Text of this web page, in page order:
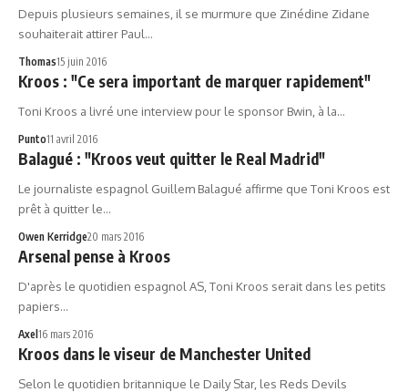
Depuis plusieurs semaines, il se murmure que Zinédine Zidane
souhaiterait attirer Paul…
Thomas15 juin 2016
Kroos : "Ce sera important de marquer rapidement"
Toni Kroos a livré une interview pour le sponsor Bwin, à la…
Punto11 avril 2016
Balagué : "Kroos veut quitter le Real Madrid"
Le journaliste espagnol Guillem Balagué affirme que Toni Kroos est
prêt à quitter le…
Owen Kerridge20 mars 2016
Arsenal pense à Kroos
D'après le quotidien espagnol AS, Toni Kroos serait dans les petits
papiers…
Axel 16 mars 2016
Kroos dans le viseur de Manchester United
Selon le quotidien britannique le Daily Star, les Reds Devils